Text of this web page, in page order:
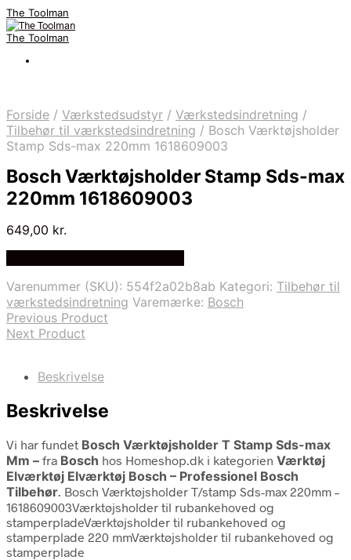
The Toolman
The Toolman
Forside / Værkstedsudstyr / Værkstedsindretning /
Tilbehør til værkstedsindretning / Bosch Værktøjsholder
Stamp Sds-max 220mm 1618609003
Bosch Værktøjsholder Stamp Sds-max
220mm 1618609003
649,00 kr.
Varenummer (SKU): 554f2a02b8ab Kategori: Tilbehør til
værkstedsindretning Varemærke: Bosch
Previous Product
Next Product
Beskrivelse
Beskrivelse
Vi har fundet Bosch Værktøjsholder T Stamp Sds-max
Mm – fra Bosch hos Homeshop.dk i kategorien Værktøj
Elværktøj Elværktøj Bosch – Professionel Bosch
Tilbehør. Bosch Værktøjsholder T/stamp Sds-max 220mm –
1618609003Værktøjsholder til rubankehoved og
stamperpladeVærktøjsholder til rubankehoved og
stamperplade 220 mmVærktøjsholder til rubankehoved og
stamperplade